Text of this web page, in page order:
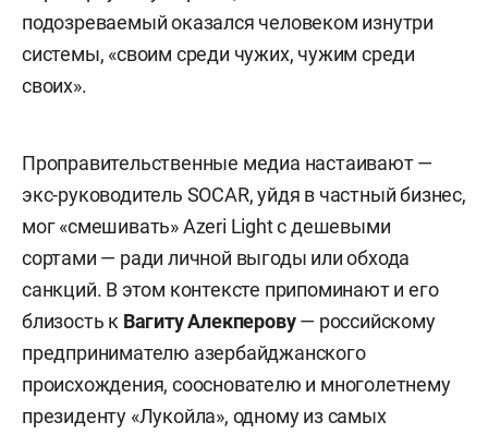
подозреваемый оказался человеком изнутри
системы, «своим среди чужих, чужим среди
своих».
Проправительственные медиа настаивают —
экс-руководитель SOCAR, уйдя в частный бизнес,
мог «смешивать» Azeri Light с дешевыми
сортами — ради личной выгоды или обхода
санкций. В этом контексте припоминают и его
близость к Вагиту Алекперову— российскому
предпринимателю азербайджанского
происхождения, сооснователю и многолетнему
президенту «Лукойла», одному из самых